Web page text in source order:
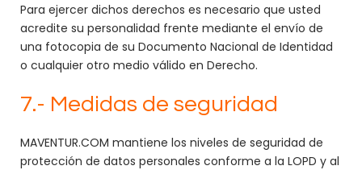
Para ejercer dichos derechos es necesario que usted
acredite su personalidad frente mediante el envío de
una fotocopia de su Documento Nacional de Identidad
o cualquier otro medio válido en Derecho.
7.- Medidas de seguridad
MAVENTUR.COM mantiene los niveles de seguridad de
protección de datos personales conforme a la LOPD y al